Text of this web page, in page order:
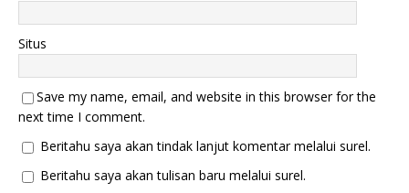
Situs
Save my name, email, and website in this browser for the
next time I comment.
Beritahu saya akan tindak lanjut komentar melalui surel.
Beritahu saya akan tulisan baru melalui surel.